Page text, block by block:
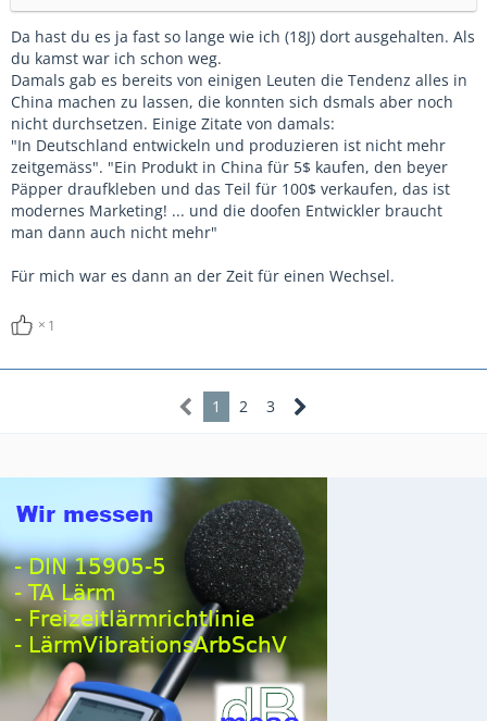
Da hast du es ja fast so lange wie ich (18J) dort ausgehalten. Als
du kamst war ich schon weg.
Damals gab es bereits von einigen Leuten die Tendenz alles in
China machen zu lassen, die konnten sich dsmals aber noch
nicht durchsetzen. Einige Zitate von damals:
"In Deutschland entwickeln und produzieren ist nicht mehr
zeitgemäss". "Ein Produkt in China für 5$ kaufen, den beyer
Päpper draufkleben und das Teil für 100$ verkaufen, das ist
modernes Marketing! ... und die doofen Entwickler braucht
man dann auch nicht mehr"
Für mich war es dann an der Zeit für einen Wechsel.
1
1 2 3